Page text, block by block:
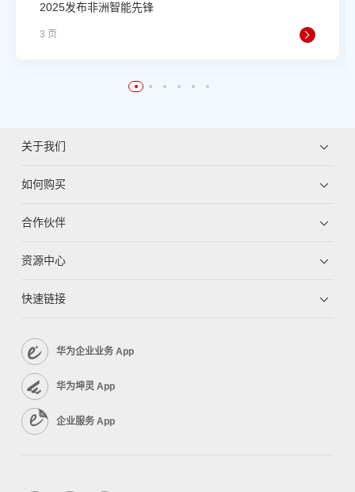
2025发布非洲智能先锋
3 页
关于我们
如何购买
合作伙伴
资源中心
快速链接
华为企业业务 App
华为坤灵 App
企业服务 App